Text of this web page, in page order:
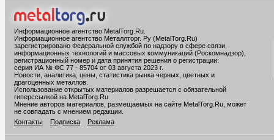
Информационное агентство MetalTorg.Ru
Информационное агентство Металлторг. Ру (MetalTorg.Ru)
зарегистрировано Федеральной службой по надзору в сфере связи,
информационных технологий и массовых коммуникаций (Роскомнадзор),
регистрационный номер и дата принятия решения о регистрации:
серия ИА № ФС 77 - 85704 от 03 августа 2023 г.
Новости, аналитика, цены, статистика рынка черных, цветных и
драгоценных металлов.
Использование открытых материалов разрешается с обязательной
гиперссылкой на MetalTorg.Ru
Мнение авторов материалов, размещаемых на сайте MetalTorg.Ru, может
не совпадать с мнением редакции.
Контакты
Подписка Реклама